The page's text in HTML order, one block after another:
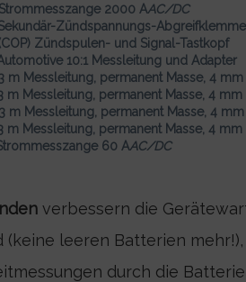
2000 AAC/DC
Zündspannungs-Abgreifklemme
Zündspulen- und Signal-Tastkopf
10:1 Messleitung und Adapter
m Messleitung, permanent Masse, 4
m Messleitung, permanent Masse, 4 mm
m Messleitung, permanent Masse, 4
m Messleitung, permanent Masse, 4
60 AAC/DC
verbessern die
(keine leeren Batterien
durch die